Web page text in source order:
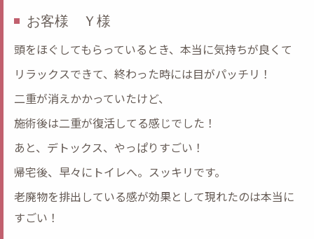
お客様 Ｙ様
頭をほぐしてもらっているとき、本当に気持ちが良くて
リラックスできて、終わった時には目がパッチリ！
二重が消えかかっていたけど、
施術後は二重が復活してる感じでした！
あと、デトックス、やっぱりすごい！
帰宅後、早々にトイレへ。スッキリです。
老廃物を排出している感が効果として現れたのは本当に
すごい！